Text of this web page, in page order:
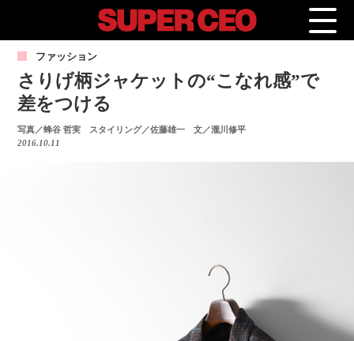
ファッション
さりげ柄ジャケットの“こなれ感”で
差をつける
写真／蜂谷 哲実 スタイリング／佐藤雄一 文／瀧川修平
2016.10.11